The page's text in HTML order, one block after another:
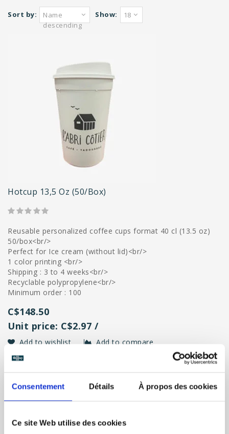
Consentement Détails À propos des cookies
Ce site Web utilise des cookies
Sort by:
Name
descending
Show: 18
Hotcup 13,5 Oz (50/Box)
Reusable personalized coffee cups format 40 cl (13.5 oz)
50/box<br/>
Perfect for Ice cream (without lid)<br/>
1 color printing <br/>
Shipping : 3 to 4 weeks<br/>
Recyclable polypropylene<br/>
Minimum order : 100
C$148.50
Unit price: C$2.97 /
Add to wishlist Add to compare
Page 1 of 1